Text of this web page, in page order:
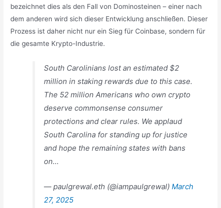
bezeichnet dies als den Fall von Dominosteinen – einer nach
dem anderen wird sich dieser Entwicklung anschließen. Dieser
Prozess ist daher nicht nur ein Sieg für Coinbase, sondern für
die gesamte Krypto-Industrie.
South Carolinians lost an estimated $2
million in staking rewards due to this case.
The 52 million Americans who own crypto
deserve commonsense consumer
protections and clear rules. We applaud
South Carolina for standing up for justice
and hope the remaining states with bans
on…
— paulgrewal.eth (@iampaulgrewal)March
27, 2025